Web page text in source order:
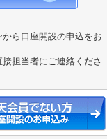
ら口座開設の申込をお
担当者にご連絡くださ